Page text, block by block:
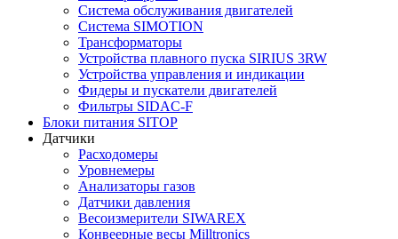
Сиcтема обслуживания двигателей
Система SIMOTION
Трансформаторы
Устройства плавного пуска SIRIUS 3RW
Устройства управления и индикации
Фидеры и пускатели двигателей
Фильтры SIDAC-F
Блоки питания SITOP
Датчики
Расходомеры
Уровнемеры
Анализаторы газов
Датчики давления
Весоизмерители SIWAREX
Конвеерные весы Milltronics